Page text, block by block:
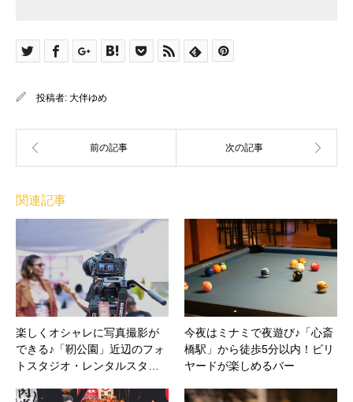
投稿者: 大伴ゆめ
関連記事
楽しくオシャレに写真撮影が
できる♪「靭公園」近辺のフォ
トスタジオ・レンタルスタ…
今夜はミナミで夜遊び♪「心斎
橋駅」から徒歩5分以内！ビリ
ヤードが楽しめるバー